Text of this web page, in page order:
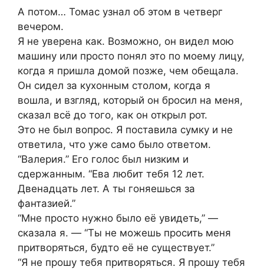
А потом… Томас узнал об этом в четверг
вечером.
Я не уверена как. Возможно, он видел мою
машину или просто понял это по моему лицу,
когда я пришла домой позже, чем обещала.
Он сидел за кухонным столом, когда я
вошла, и взгляд, который он бросил на меня,
сказал всё до того, как он открыл рот.
Это не был вопрос. Я поставила сумку и не
ответила, что уже само было ответом.
“Валерия.” Его голос был низким и
сдержанным. “Ева любит тебя 12 лет.
Двенадцать лет. А ты гоняешься за
фантазией.”
“Мне просто нужно было её увидеть,” —
сказала я. — “Ты не можешь просить меня
притворяться, будто её не существует.”
“Я не прошу тебя притворяться. Я прошу тебя